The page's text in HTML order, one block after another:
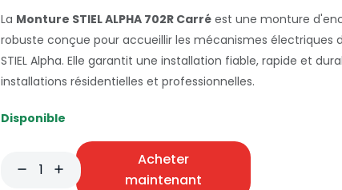
La Monture STIEL ALPHA 702R Carré est une monture
robuste conçue pour accueillir les mécanismes électriques
STIEL Alpha. Elle garantit une installation fiable, rapide et
installations résidentielles et professionnelles.
Disponible
Acheter
maintenant